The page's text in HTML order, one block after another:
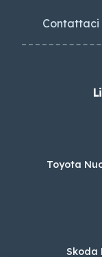
Contattaci
Toyota
Skoda